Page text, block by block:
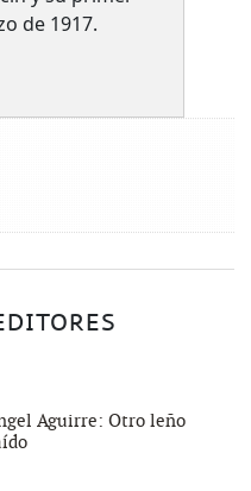
de 1917.
Aguirre: Otro leño